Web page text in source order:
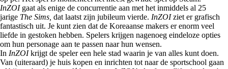
InZOI gaat als enige de concurrentie aan met het inmiddels al 25
jarige The Sims, dat laatst zijn jubileum vierde. InZOIziet er grafisch
fantastisch uit. Je kunt zien dat de Koreaanse makers er enorm veel
liefde in gestoken hebben. Spelers krijgen nagenoeg eindeloze opties
om hun personage aan te passen naar hun wensen.
In InZOIkrijgt de speler een hele stad waarin je van alles kunt doen.
Van (uiteraard) je huis kopen en inrichten tot naar de sportschool gaan